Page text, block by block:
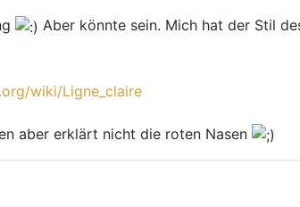
Aber könnte sein. Mich hat der Stil
wiki/Ligne_claire
aber erklärt nicht die roten Nasen